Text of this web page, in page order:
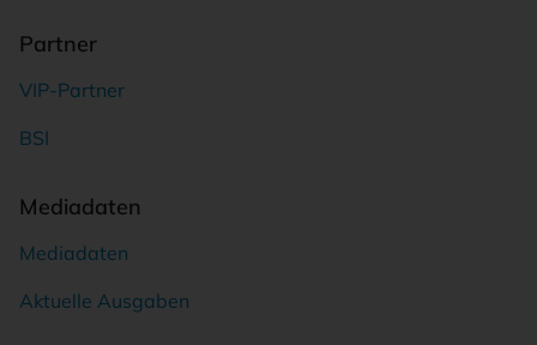
Partner
VIP-Partner
BSI
Mediadaten
Mediadaten
Aktuelle Ausgaben